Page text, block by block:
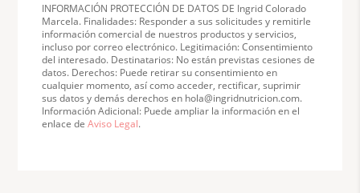
INFORMACIÓN PROTECCIÓN DE DATOS DE Ingrid Colorado
Marcela. Finalidades: Responder a sus solicitudes y remitirle
información comercial de nuestros productos y servicios,
incluso por correo electrónico. Legitimación: Consentimiento
del interesado. Destinatarios: No están previstas cesiones de
datos. Derechos: Puede retirar su consentimiento en
cualquier momento, así como acceder, rectificar, suprimir
sus datos y demás derechos en hola@ingridnutricion.com.
Información Adicional: Puede ampliar la información en el
enlace deAviso Legal.